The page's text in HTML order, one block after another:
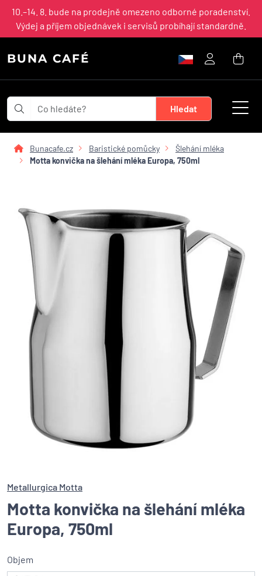
10.–14. 8. bude na prodejně omezeno odborné poradenství.
Výdej a příjem objednávek i servisů probíhají standardně.
BUNA CAFÉ
Bunacafe.cz Baristické pomůcky
Šlehání mléka
Motta konvička na šlehání mléka Europa, 750ml
Metallurgica Motta
Motta konvička na šlehání mléka
Europa, 750ml
Objem